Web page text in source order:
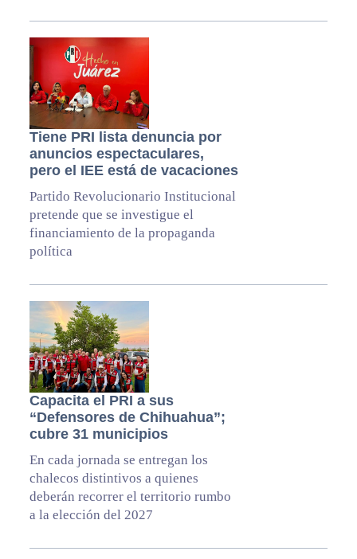
Tiene PRI lista denuncia por
anuncios espectaculares,
pero el IEE está de vacaciones
Partido Revolucionario Institucional
pretende que se investigue el
financiamiento de la propaganda
política
Capacita el PRI a sus
“Defensores de Chihuahua”;
cubre 31 municipios
En cada jornada se entregan los
chalecos distintivos a quienes
deberán recorrer el territorio rumbo
a la elección del 2027